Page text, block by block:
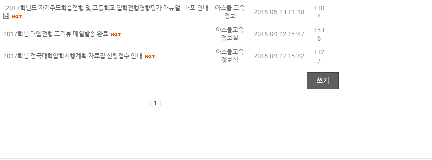
"2017학년도 자기주도학습전형 및 고등학교 입학전형영향평가 매뉴얼" 배포 안내
아스플 교육
정보
2016.06.23 11:18
130
4
2017학년 대입전형 프리뷰 메일발송 완료
아스플교육
정보실
2016.04.22 15:47
153
6
2017학년 전국대학입학시행계획 자료집 신청접수 안내
아스플교육
정보실
2016.04.27 15:42
132
7
쓰기
[ 1 ]